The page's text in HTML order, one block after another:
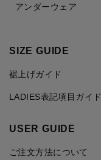
アンダーウェア
SIZE GUIDE
裾上げガイド
LADIES表記項目ガイド
USER GUIDE
ご注文方法について